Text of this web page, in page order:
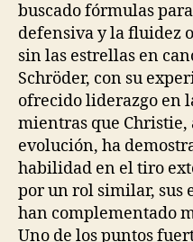
buscado fórmulas
defensiva y la fluidez
sin las estrellas en
Schröder, con su
ofrecido liderazgo en
mientras que
evolución, ha
habilidad en el tiro
por un rol similar, sus
han complementado
Uno de los puntos